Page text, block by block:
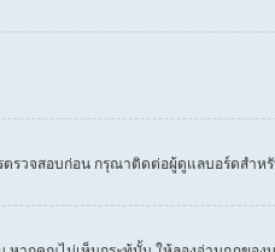
วจสอบก่อน กรุณาติดต่อผู้ดูแลบอร์ดสำหรั